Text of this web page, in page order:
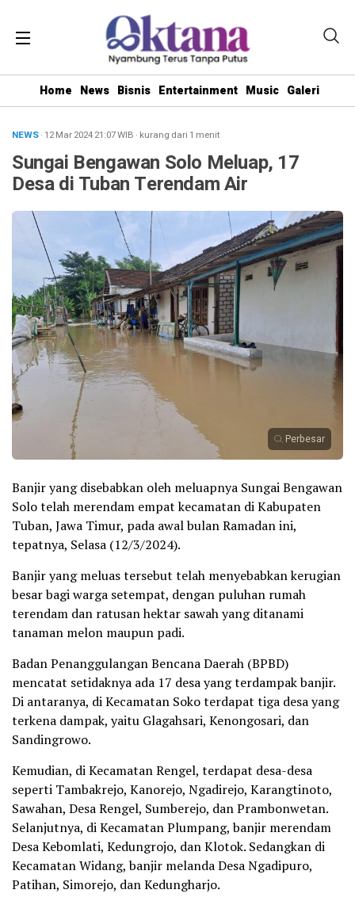
Home News Bisnis Entertainment Music Galeri
NEWS· 12 Mar 202421:07WIB · kurang dari 1 menit
Sungai Bengawan Solo Meluap, 17
Desa di Tuban Terendam Air
Perbesar
Banjir yang disebabkan oleh meluapnya Sungai Bengawan
Solo telah merendam empat kecamatan di Kabupaten
Tuban, Jawa Timur, pada awal bulan Ramadan ini,
tepatnya, Selasa (12/3/2024).
Banjir yang meluas tersebut telah menyebabkan kerugian
besar bagi warga setempat, dengan puluhan rumah
terendam dan ratusan hektar sawah yang ditanami
tanaman melon maupun padi.
Badan Penanggulangan Bencana Daerah (BPBD)
mencatat setidaknya ada 17 desa yang terdampak banjir.
Di antaranya, di Kecamatan Soko terdapat tiga desa yang
terkena dampak, yaitu Glagahsari, Kenongosari, dan
Sandingrowo.
Kemudian, di Kecamatan Rengel, terdapat desa-desa
seperti Tambakrejo, Kanorejo, Ngadirejo, Karangtinoto,
Sawahan, Desa Rengel, Sumberejo, dan Prambonwetan.
Selanjutnya, di Kecamatan Plumpang, banjir merendam
Desa Kebomlati, Kedungrojo, dan Klotok. Sedangkan di
Kecamatan Widang, banjir melanda Desa Ngadipuro,
Patihan, Simorejo, dan Kedungharjo.